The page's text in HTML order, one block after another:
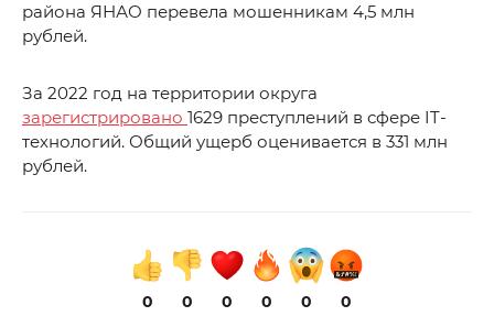
района ЯНАО перевела мошенникам 4,5 млн
рублей.
За 2022 год на территории округа
зарегистрировано 1629 преступлений в сфере IT-
технологий. Общий ущерб оценивается в 331 млн
рублей.
0 0 0 0 0 0